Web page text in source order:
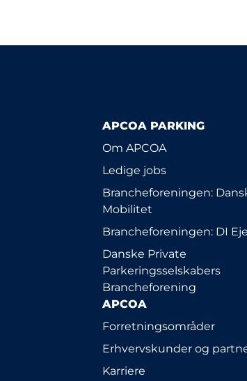
APCOA PARKING
Om APCOA
Ledige jobs
Brancheforeningen:
Mobilitet
Brancheforeningen: DI
Danske Private
Parkeringsselskabers
Brancheforening
APCOA
Forretningsområder
Erhvervskunder og
Karriere